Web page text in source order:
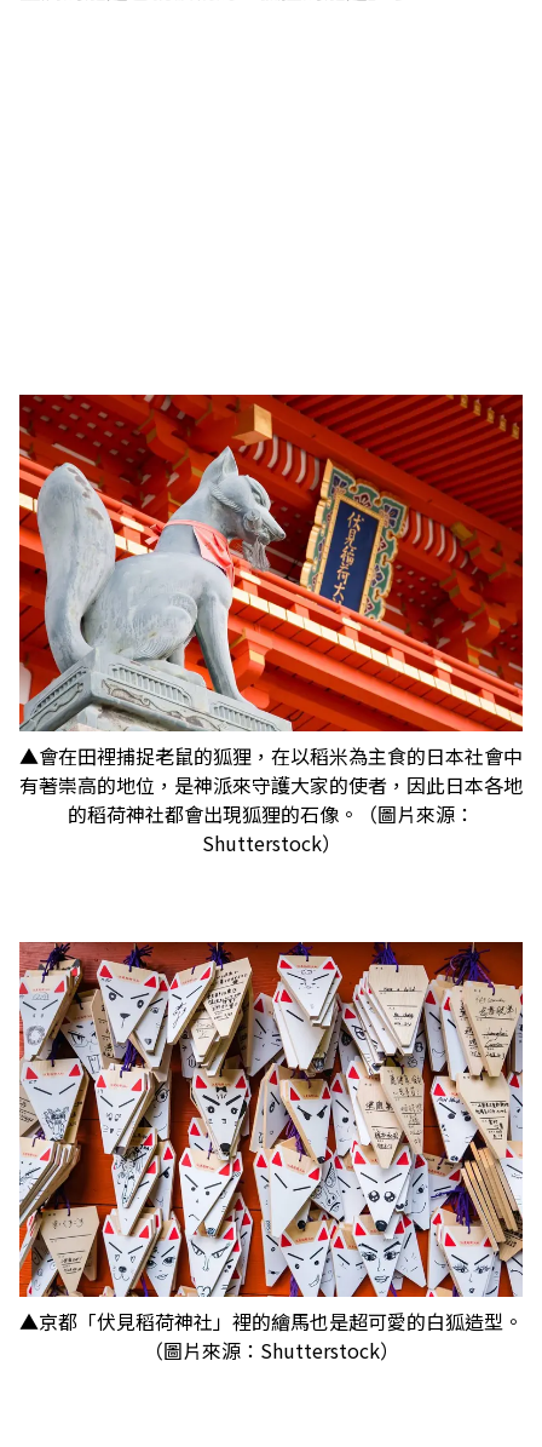
▲會在田裡捕捉老鼠的狐狸，在以稻米為主食的日本社會中
有著崇高的地位，是神派來守護大家的使者，因此日本各地
的稻荷神社都會出現狐狸的石像。（圖片來源：
Shutterstock）
▲京都「伏見稻荷神社」裡的繪馬也是超可愛的白狐造型。
（圖片來源：Shutterstock）